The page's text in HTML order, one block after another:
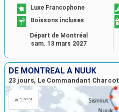
Luxe Francophone
Boissons incluses
Départ de Montréal
sam. 13 mars 2027
DE MONTRÉAL À NUUK
23 jours, Le Commandant Charcot